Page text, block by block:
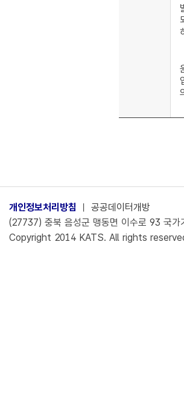
개인정보처리방침 ㅣ 공공데이터개방
(27737) 충북 음성군 맹동면 이수로 93 국
Copyright 2014 KATS. All rights